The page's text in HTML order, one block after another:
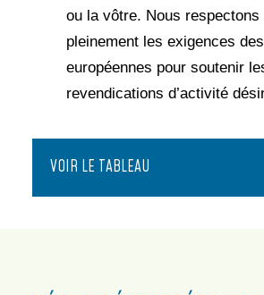
ou la vôtre. Nous respectons
pleinement les exigences
européennes pour soutenir
revendications d’activité
VOIR LE TABLEAU